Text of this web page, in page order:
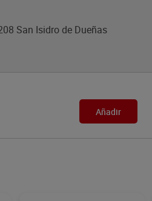
San Isidro de Dueñas
Añadir